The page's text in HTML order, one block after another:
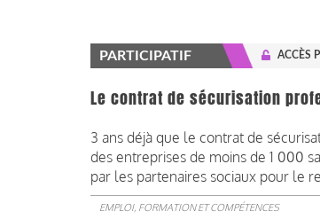
PARTICIPATIF ACCÈS
Le contrat de sécurisation
3 ans déjà que le contrat de
des entreprises de moins de 1 000
par les partenaires sociaux pour le
EMPLOI, FORMATION ET COMPÉTENCES